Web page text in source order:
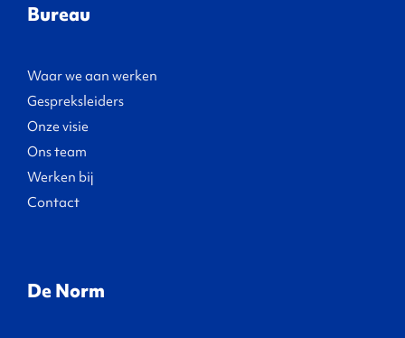
Bureau
Waar we aan werken
Gespreksleiders
Onze visie
Ons team
Werken bij
Contact
De Norm